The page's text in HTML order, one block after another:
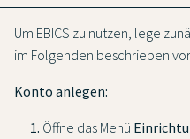
Um EBICS zu nutzen, lege
im Folgenden beschrieben vor.
Konto anlegen:
Öffne das Menü